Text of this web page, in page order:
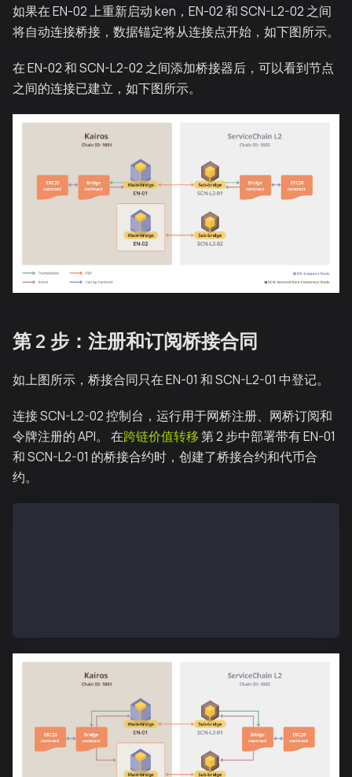
如果在 EN-02 上重新启动 ken，EN-02 和 SCN-L2-02 之间
将自动连接桥接，数据锚定将从连接点开始，如下图所示。
在 EN-02 和 SCN-L2-02 之间添加桥接器后，可以看到节点
之间的连接已建立，如下图所示。
第 2 步：注册和订阅桥接合同
如上图所示，桥接合同只在 EN-01 和 SCN-L2-01 中登记。
连接 SCN-L2-02 控制台，运行用于网桥注册、网桥订阅和
令牌注册的 API。 在跨链价值转移第 2 步中部署带有 EN-01
和 SCN-L2-01 的桥接合约时，创建了桥接合约和代币合
约。